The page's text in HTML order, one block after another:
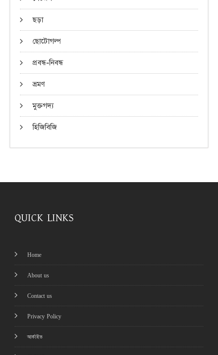
ছড়া
ছোটোগল্প
প্রবন্ধ-নিবন্ধ
ভ্রমণ
মুক্তগদ্য
হিজিবিজি
QUICK LINKS
Home
About us
Contact us
Privacy Policy
আর্কাইভ